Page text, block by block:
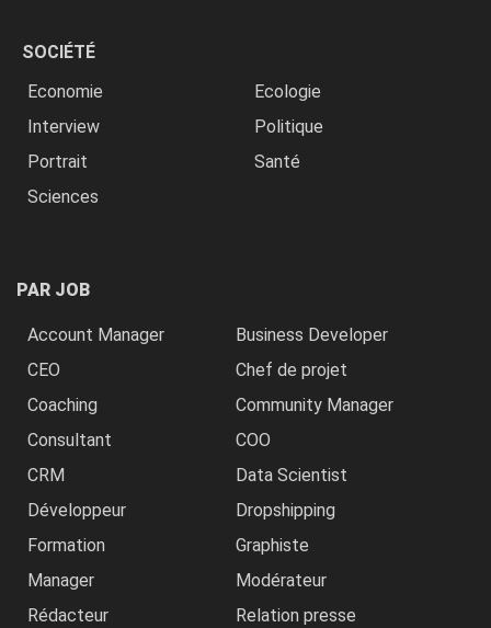
SOCIÉTÉ
Economie
Ecologie
Interview
Politique
Portrait
Santé
Sciences
PAR JOB
Account Manager
Business Developer
CEO
Chef de projet
Coaching
Community Manager
Consultant
COO
CRM
Data Scientist
Développeur
Dropshipping
Formation
Graphiste
Manager
Modérateur
Rédacteur
Relation presse